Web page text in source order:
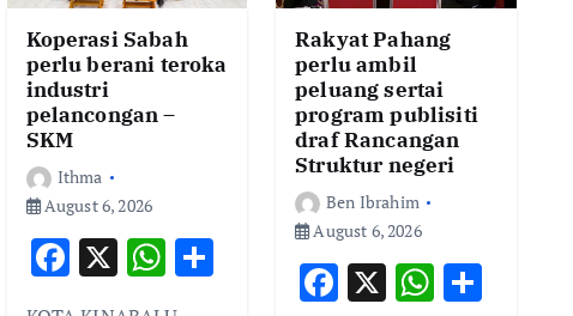
Koperasi Sabah
perlu berani teroka
industri
pelancongan –
SKM
Ithma
August 6, 2026
F X W S
Rakyat Pahang
perlu ambil
peluang sertai
program publisiti
draf Rancangan
Struktur negeri
Ben Ibrahim
August 6, 2026
F X W